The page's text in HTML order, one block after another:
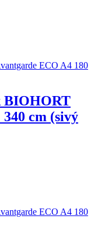
BIOHORT
cm (sivý